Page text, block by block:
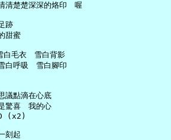
楚楚深深的烙印　喔
跡
甜蜜
毛衣　雪白背影
白呼吸　雪白腳印
議點滴在心底
驚喜　我的心
(x2)
刻起